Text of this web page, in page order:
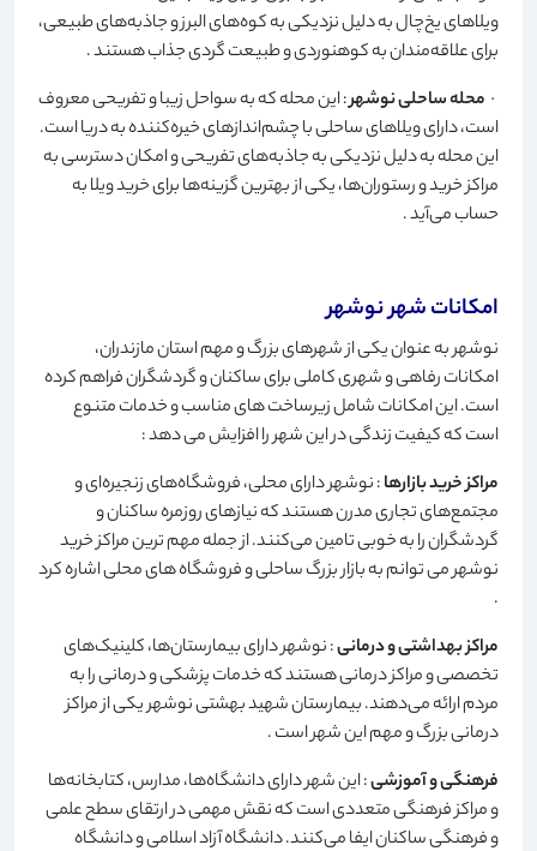
ویلاهای یخ‌چال به دلیل نزدیکی به کوه‌های البرز و جاذبه‌های طبیعی،
برای علاقه‌مندان به کوهنوردی و طبیعت گردی جذاب هستند.
· محله ساحلی نوشهر: این محله که به سواحل زیبا و تفریحی معروف
است، دارای ویلاهای ساحلی با چشم‌اندازهای خیره‌کننده به دریا است.
این محله به دلیل نزدیکی به جاذبه‌های تفریحی و امکان دسترسی به
مراکز خرید و رستوران‌ها، یکی از بهترین گزینه‌ها برای خرید ویلا به
حساب می‌آید.
امکانات شهر نوشهر
نوشهر به عنوان یکی از شهرهای بزرگ و مهم استان مازندران،
امکانات رفاهی و شهری کاملی برای ساکنان و گردشگران فراهم کرده
است. این امکانات شامل زیرساخت های مناسب و خدمات متنوع
است که کیفیت زندگی در این شهر را افزایش می دهد:
مراکز خرید بازارها: نوشهر دارای محلی، فروشگاه‌های زنجیره‌ای و
مجتمع‌های تجاری مدرن هستند که نیازهای روزمره ساکنان و
گردشگران را به خوبی تامین می‌کنند. از جمله مهم ترین مراکز خرید
نوشهر می توانم به بازار بزرگ ساحلی و فروشگاه های محلی اشاره کرد
.
مراکز بهداشتی و درمانی: نوشهر دارای بیمارستان‌ها، کلینیک‌های
تخصصی و مراکز درمانی هستند که خدمات پزشکی و درمانی را به
مردم ارائه می‌دهند. بیمارستان شهید بهشتی نوشهر یکی از مراکز
درمانی بزرگ و مهم این شهر است.
فرهنگی و آموزشی: این شهر دارای دانشگاه‌ها، مدارس، کتابخانه‌ها
و مراکز فرهنگی متعددی است که نقش مهمی در ارتقای سطح علمی
و فرهنگی ساکنان ایفا می‌کنند. دانشگاه آزاد اسلامی و دانشگاه